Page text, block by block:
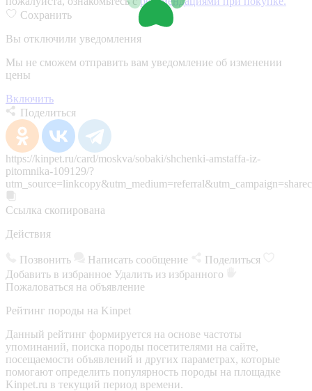
Сохранить
Вы отключили уведомления
Мы не сможем отправить вам уведомление об изменении
цены
Включить
Поделиться
https://kinpet.ru/card/moskva/sobaki/shchenki-amstaffa-iz-
pitomnika-109129/?
Ссылка скопирована
Действия
Позвонить Написать сообщение
Поделиться
Добавить в избранное Удалить из избранного
Пожаловаться на объявление
Рейтинг породы на Kinpet
Данный рейтинг формируется на основе частоты
упоминаний, поиска породы посетителями на сайте,
посещаемости объявлений и других параметрах, которые
помогают определить популярность породы на площадке
Kinpet.ru в текущий период времени.